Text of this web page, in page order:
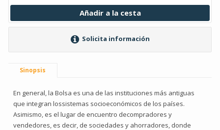
Añadir a la cesta
Solicita información
Sinopsis
En general, la Bolsa es una de las instituciones más antiguas
que integran lossistemas socioeconómicos de los países.
Asimismo, es el lugar de encuentro decompradores y
vendedores, es decir, de sociedades y ahorradores, donde